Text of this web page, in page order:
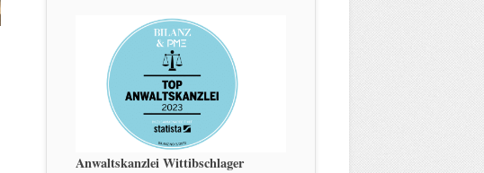
Anwaltskanzlei Wittibschlager